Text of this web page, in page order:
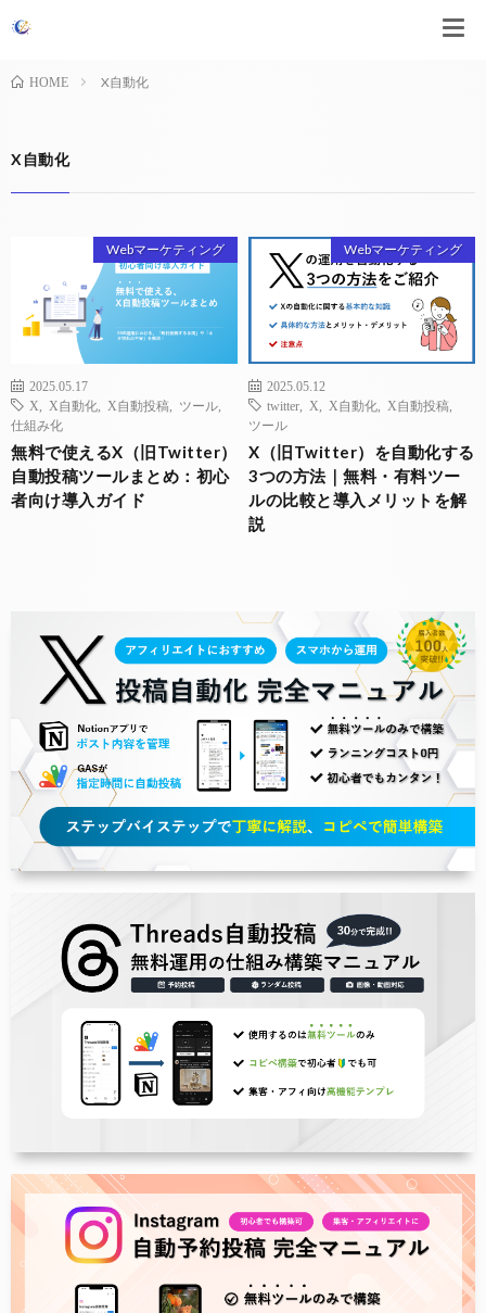
HOME X自動化
X自動化
Webマーケティング
2025.05.17
X
X自動化 X自動投稿 ツール
仕組み化
無料で使えるX（旧Twitter）
自動投稿ツールまとめ：初心
者向け導入ガイド
Webマーケティング
2025.05.12
twitter
X X自動化 X自動投稿
ツール
X（旧Twitter）を自動化する
3つの方法｜無料・有料ツー
ルの比較と導入メリットを解
説